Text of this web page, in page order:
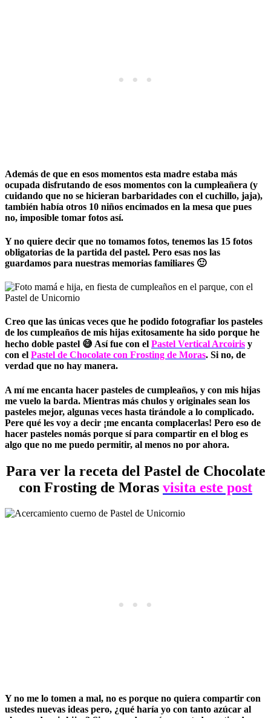
Además de que en esos momentos esta madre estaba más
ocupada disfrutando de esos momentos con la cumpleañera (y
cuidando que no se hicieran barbaridades con el cuchillo, jaja),
también había otros 10 niños encimados en la mesa que pues
no, imposible tomar fotos así.
Y no quiere decir que no tomamos fotos, tenemos las 15 fotos
obligatorias de la partida del pastel. Pero esas nos las
guardamos para nuestras memorias familiares 🙂
Creo que las únicas veces que he podido fotografiar los pasteles
de los cumpleaños de mis hijas exitosamente ha sido porque he
hecho doble pastel 😅 Así fue con el Pastel Vertical Arcoiris y
con el Pastel de Chocolate con Frosting de Moras. Si no, de
verdad que no hay manera.
A mí me encanta hacer pasteles de cumpleaños, y con mis hijas
me vuelo la barda. Mientras más chulos y originales sean los
pasteles mejor, algunas veces hasta tirándole a lo complicado.
Pere qué les voy a decir ¡me encanta complacerlas! Pero eso de
hacer pasteles nomás porque sí para compartir en el blog es
algo que no me puedo permitir, al menos no por ahora.
Para ver la receta del Pastel de Chocolate
con Frosting de Moras visita este post
Y no me lo tomen a mal, no es porque no quiera compartir con
ustedes nuevas ideas pero, ¿qué haría yo con tanto azúcar al